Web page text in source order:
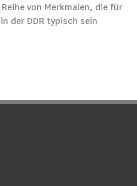
von Merkmalen, die für
der DDR typisch sein